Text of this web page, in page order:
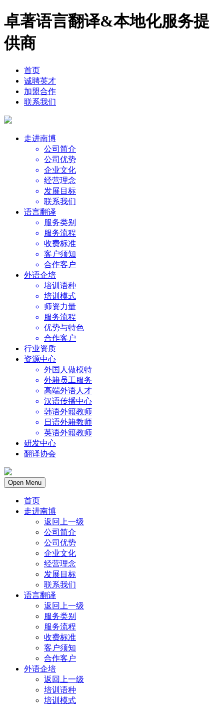
卓著语言翻译&本地化服务提
供商
首页
诚聘英才
加盟合作
联系我们
走进南博
公司简介
公司优势
企业文化
经营理念
发展目标
联系我们
语言翻译
服务类别
服务流程
收费标准
客户须知
合作客户
外语企培
培训语种
培训模式
师资力量
服务流程
优势与特色
合作客户
行业资质
资源中心
外国人做模特
外籍员工服务
高端外语人才
汉语传播中心
韩语外籍教师
日语外籍教师
英语外籍教师
研发中心
翻译协会
Open Menu
首页
走进南博
返回上一级
公司简介
公司优势
企业文化
经营理念
发展目标
联系我们
语言翻译
返回上一级
服务类别
服务流程
收费标准
客户须知
合作客户
外语企培
返回上一级
培训语种
培训模式